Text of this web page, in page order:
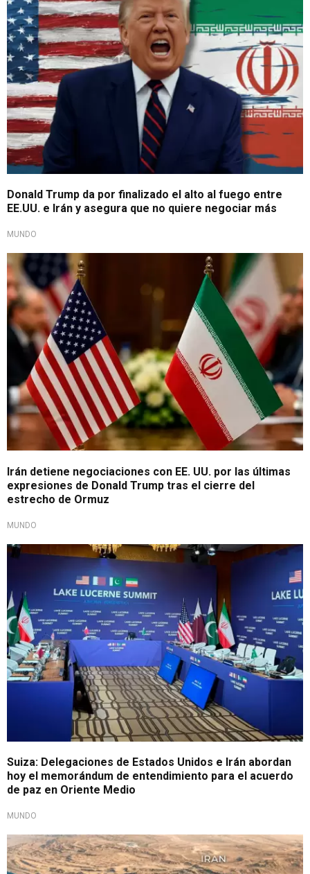
Donald Trump da por finalizado el alto al fuego entre
EE.UU. e Irán y asegura que no quiere negociar más
MUNDO
No hay humo blanco
Irán detiene negociaciones con EE. UU. por las últimas
expresiones de Donald Trump tras el cierre del
estrecho de Ormuz
MUNDO
Mundo espera resultados positivos
Suiza: Delegaciones de Estados Unidos e Irán abordan
hoy el memorándum de entendimiento para el acuerdo
de paz en Oriente Medio
MUNDO
Clausura al tráfico marítimo